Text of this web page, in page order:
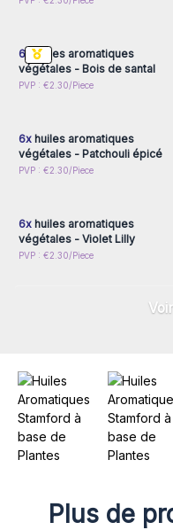
6x huiles aromatiques
végétales - Bois de santal
PVP : €2.30/Piece
Connectez-vous ou
6xhuiles aromatiques
végétales - Patchouli épicé
PVP : €2.30/Piece
Connectez-vous ou
6xhuiles aromatiques
végétales - Violet Lilly
PVP : €2.30/Piece
Plus de